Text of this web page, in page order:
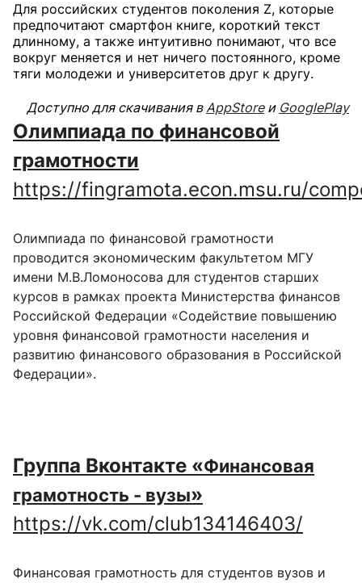
Для российских студентов поколения Z, которые
предпочитают смартфон книге, короткий текст
длинному, а также интуитивно понимают, что все
вокруг меняется и нет ничего постоянного, кроме
тяги молодежи и университетов друг к другу.
Доступно для скачивания вAppStoreи GooglePlay
Олимпиада по финансовой
грамотности
https://fingramota.econ.msu.ru/
Олимпиада по финансовой грамотности
проводится экономическим факультетом МГУ
имени М.В.Ломоносова для студентов старших
курсов в рамках проекта Министерства финансов
Российской Федерации «Содействие повышению
уровня финансовой грамотности населения и
развитию финансового образования в Российской
Федерации».
Группа Вконтакте «Финансовая
грамотность - вузы»
https://vk.com/club134146403/
Финансовая грамотность для студентов вузов и